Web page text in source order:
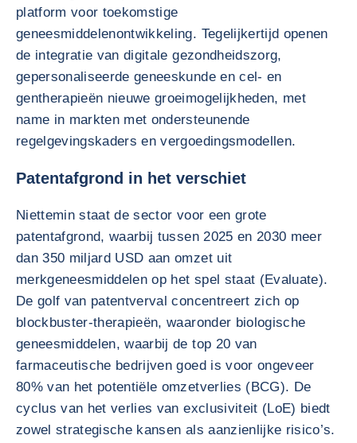
platform voor toekomstige
geneesmiddelenontwikkeling. Tegelijkertijd openen
de integratie van digitale gezondheidszorg,
gepersonaliseerde geneeskunde en cel- en
gentherapieën nieuwe groeimogelijkheden, met
name in markten met ondersteunende
regelgevingskaders en vergoedingsmodellen.
Patentafgrond in het verschiet
Niettemin staat de sector voor een grote
patentafgrond, waarbij tussen 2025 en 2030 meer
dan 350 miljard USD aan omzet uit
merkgeneesmiddelen op het spel staat (Evaluate).
De golf van patentverval concentreert zich op
blockbuster-therapieën, waaronder biologische
geneesmiddelen, waarbij de top 20 van
farmaceutische bedrijven goed is voor ongeveer
80% van het potentiële omzetverlies (BCG). De
cyclus van het verlies van exclusiviteit (LoE) biedt
zowel strategische kansen als aanzienlijke risico’s.